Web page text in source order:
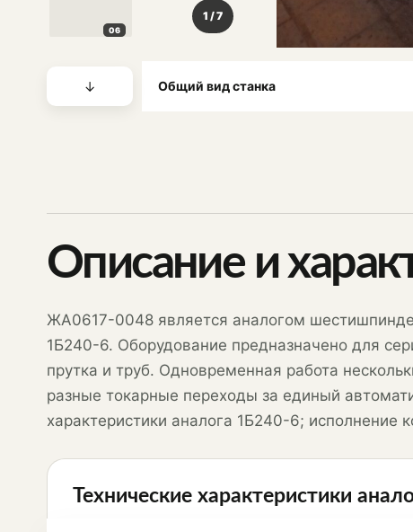
06
↓
1 / 7
Общий вид станка
Описание и
ЖА0617-0048 является аналогом
1Б240-6. Оборудование предназначено для
прутка и труб. Одновременная работа
разные токарные переходы за единый
характеристики аналога 1Б240-6; исполнение
Технические характеристики